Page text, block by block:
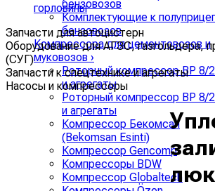
бензовозов
Комплектующие к
бензовозов
Компрессора для цементовозов и
муковозов ›
Роторный компрессор ВР 8/
и агрегаты
Роторный компрессор ВР 8/
и агрегаты
Компрессор Бекомсан
(Bekomsan Esinti)
Компрессор Gencomp
Компрессоры BDW
Компрессор Globaltech
горловины
Запчасти для автоцистерн
Оборудование для АГЗС, газгольдера,
(СУГ)
Запчасти к спецтехнике и агрегаты
Насосы и компрессоры